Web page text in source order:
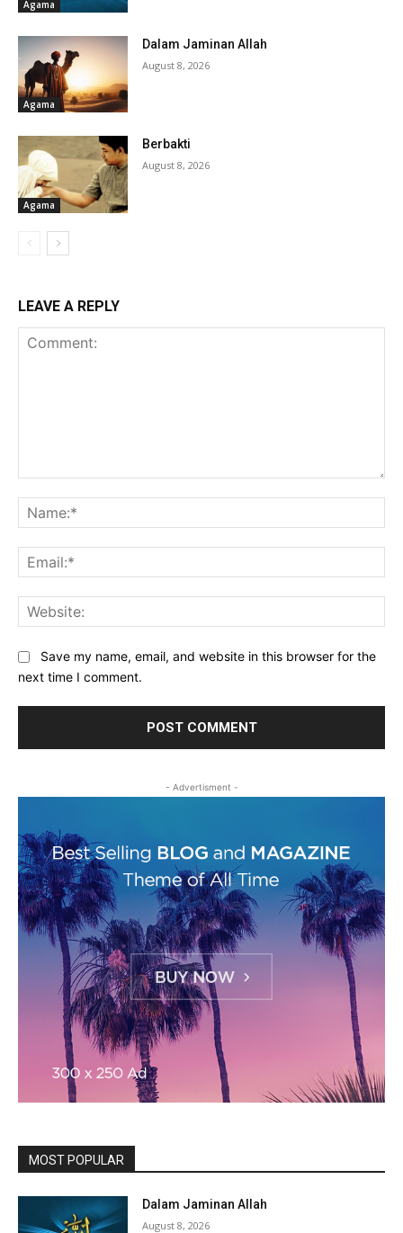
Agama
Agama
Dalam Jaminan Allah
August 8, 2026
Agama
Berbakti
August 8, 2026
LEAVE A REPLY
Save my name, email, and website in this browser for the
next time I comment.
- Advertisment -
MOST POPULAR
Dalam Jaminan Allah
August 8, 2026